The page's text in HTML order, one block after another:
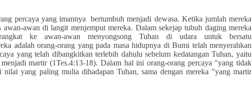
percaya yang imannya bertumbuh menjadi dewasa. Ketika jumlah mereka
awan-awan di langit menjemput mereka. Dalam sekejap tubuh daging mereka
angkat ke awan-awan menyongsong Tuhan di udara untuk bersatu
adalah orang-orang yangpada masa hidupnya di Bumi telah menyerahkan
yangtelah dibangkitkan terlebih dahulu sebelum kedatangan Tuhan, yaitu
martir (1Tes.4:13-18). Dalam hal ini orang-orang percaya "yang tidak
yang paling mulia dihadapan Tuhan, sama dengan mereka "yang martir